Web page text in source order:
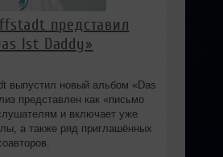
представил
Ist Daddy»
выпустил новый альбом «Das
представлен как «письмо
и включает уже
а также ряд приглашённых